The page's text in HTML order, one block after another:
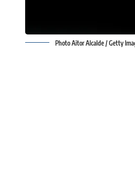
Photo Aitor Alcalde / Getty